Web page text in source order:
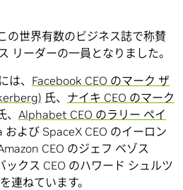
の世界有数のビジネス誌で称賛
リーダーの一員となりました。
は、 Facebook CEO のマーク ザ
氏、 ナイキ CEO のマーク
、 Alphabet CEO のラリー ペイ
および SpaceX CEO のイーロン
CEO のジェフ ベゾス
クス CEO のハワード シュルツ
連ねています。